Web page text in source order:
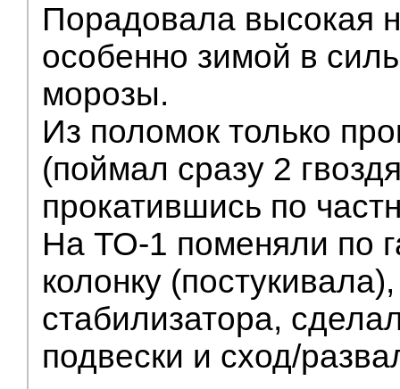
Порадовала высокая
особенно зимой в
морозы.
Из поломок только
(поймал сразу 2
прокатившись по
На ТО-1 поменяли по
колонку
стабилизатора,
подвески и сход/